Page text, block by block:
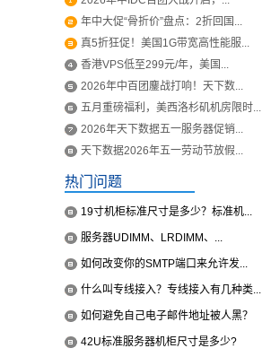
年中大促“骨折价”盘点：2折回国...
真5折狂促！美国1G带宽高性能服...
香港VPS低至299元/年，美国...
2026年中百团鏖战打响！天下数...
五月重磅福利，美西洛杉矶机房限时...
2026年天下数据五一服务器促销...
天下数据2026年五一劳动节放假...
热门问题
19寸机柜标准尺寸是多少？标准机...
服务器UDIMM、LRDIMM、...
如何改变你的SMTP端口来允许发...
什么叫专线接入？专线接入有几种类...
如何避免自己电子邮件地址被人黑？
42U标准服务器机柜尺寸是多少?